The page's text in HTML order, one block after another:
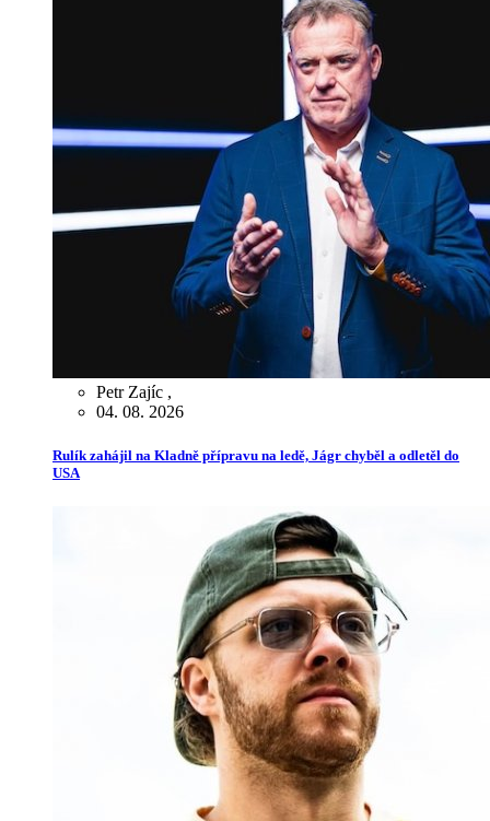
Petr Zajíc ,
04. 08. 2026
Rulík zahájil na Kladně přípravu na ledě, Jágr chyběl a odletěl do
USA